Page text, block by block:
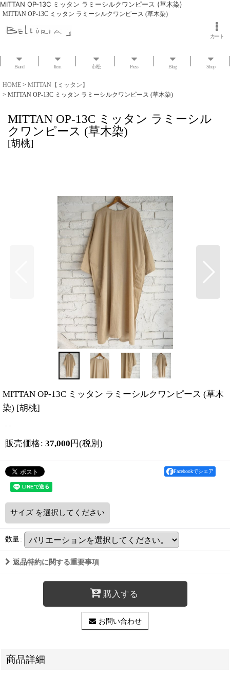
MITTAN OP-13C ミッタン ラミーシルクワンピース (草木染)
MITTAN OP-13C ミッタン ラミーシルクワンピース (草木染)
カート
Brand Item 市松 Press Blog Shop
HOME > MITTAN【ミッタン】
> MITTAN OP-13C ミッタン ラミーシルクワンピース (草木染)
MITTAN OP-13C ミッタン ラミーシル
クワンピース (草木染)
[胡桃]
MITTAN OP-13C ミッタン ラミーシルクワンピース (草木
染) [胡桃]
販売価格: 37,000 円(税別)
Facebookでシェア
サイズ を選択してください
数量:
返品特約に関する重要事項
購入する
お問い合わせ
商品詳細